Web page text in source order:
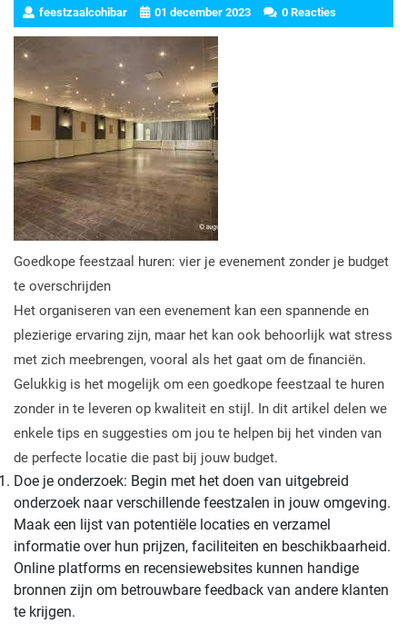
feestzaalcohibar 01 december 2023 0 Reacties
Goedkope feestzaal huren: vier je evenement zonder je budget
te overschrijden
Het organiseren van een evenement kan een spannende en
plezierige ervaring zijn, maar het kan ook behoorlijk wat stress
met zich meebrengen, vooral als het gaat om de financiën.
Gelukkig is het mogelijk om een goedkope feestzaal te huren
zonder in te leveren op kwaliteit en stijl. In dit artikel delen we
enkele tips en suggesties om jou te helpen bij het vinden van
de perfecte locatie die past bij jouw budget.
Doe je onderzoek: Begin met het doen van uitgebreid
onderzoek naar verschillende feestzalen in jouw omgeving.
Maak een lijst van potentiële locaties en verzamel
informatie over hun prijzen, faciliteiten en beschikbaarheid.
Online platforms en recensiewebsites kunnen handige
bronnen zijn om betrouwbare feedback van andere klanten
te krijgen.